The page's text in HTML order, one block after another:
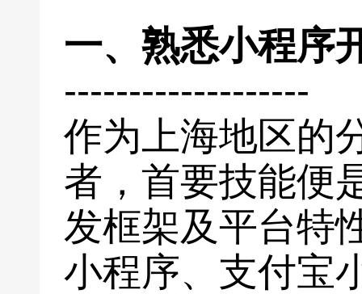
一、熟悉小程序
-------------------
作为上海地区的
者，首要技能便
发框架及平台特
小程序、支付宝